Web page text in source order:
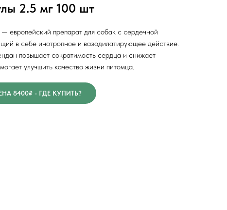
2.5 мг 100 шт
европейский препарат для собак с сердечной
в себе инотропное и вазодилатирующее действие.
повышает сократимость сердца и снижает
улучшить качество жизни питомца.
8400₽ - ГДЕ КУПИТЬ?